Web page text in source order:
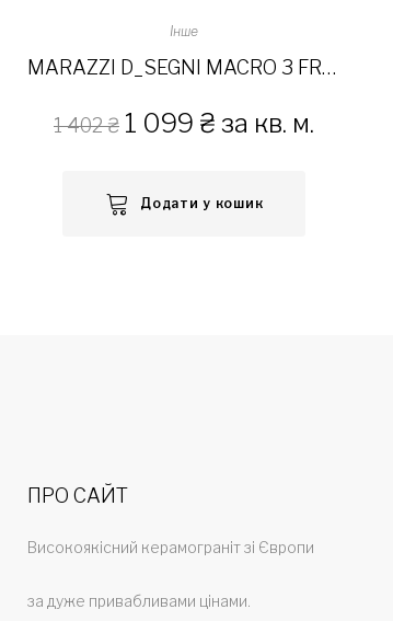
Інше
MARAZZI D_SEGNI MACRO 3 FREDDI 20×20
1 402₴ 1 099 ₴ за кв. м.
Додати у кошик
ПРО САЙТ
Високоякісний керамограніт зі Європи
за дуже привабливами цінами.